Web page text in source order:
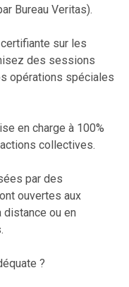
Bureau Veritas).
sur les
des sessions
opérations spéciales
en charge à 100%
collectives.
par des
ouvertes aux
distance ou en
?